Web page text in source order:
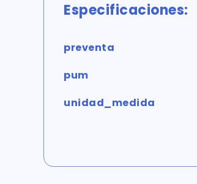
Especificaciones:
preventa
pum
unidad_medida